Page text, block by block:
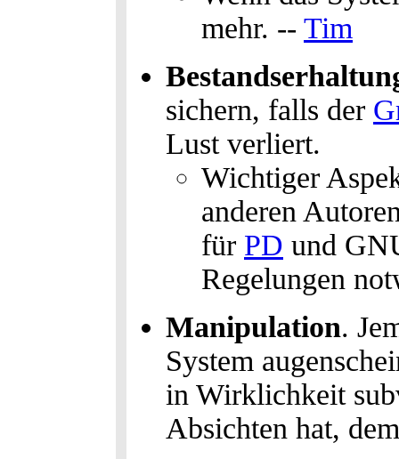
mehr. -- Tim
sichern, falls der
Lust verliert.
Wichtiger
anderen
für PD und
Regelungen
Manipulation.
System
in Wirklichkeit
Absichten hat,